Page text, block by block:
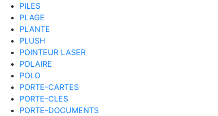
PILES
PLAGE
PLANTE
PLUSH
POINTEUR LASER
POLAIRE
POLO
PORTE-CARTES
PORTE-CLES
PORTE-DOCUMENTS